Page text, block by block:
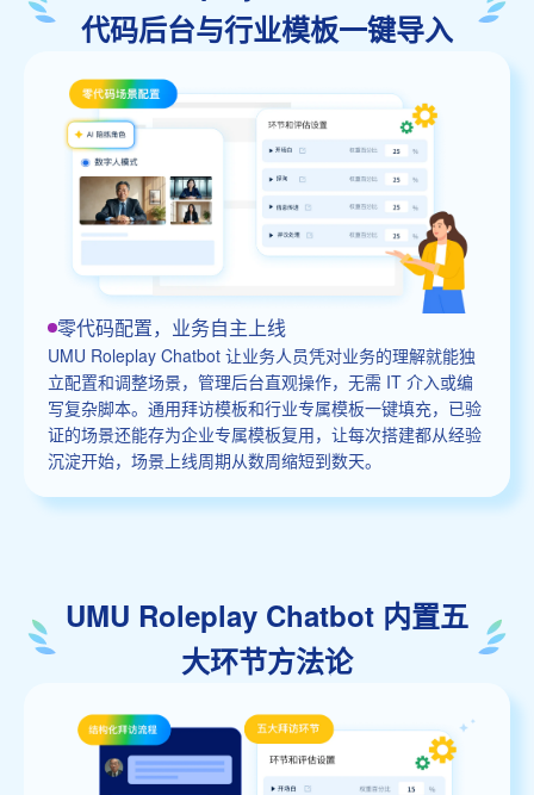
代码后台与行业模板一键导入
零代码配置，业务自主上线
UMU Roleplay Chatbot 让业务人员凭对业务的理解就能独
立配置和调整场景，管理后台直观操作，无需 IT 介入或编
写复杂脚本。通用拜访模板和行业专属模板一键填充，已验
证的场景还能存为企业专属模板复用，让每次搭建都从经验
沉淀开始，场景上线周期从数周缩短到数天。
UMU Roleplay Chatbot 内置五
大环节方法论